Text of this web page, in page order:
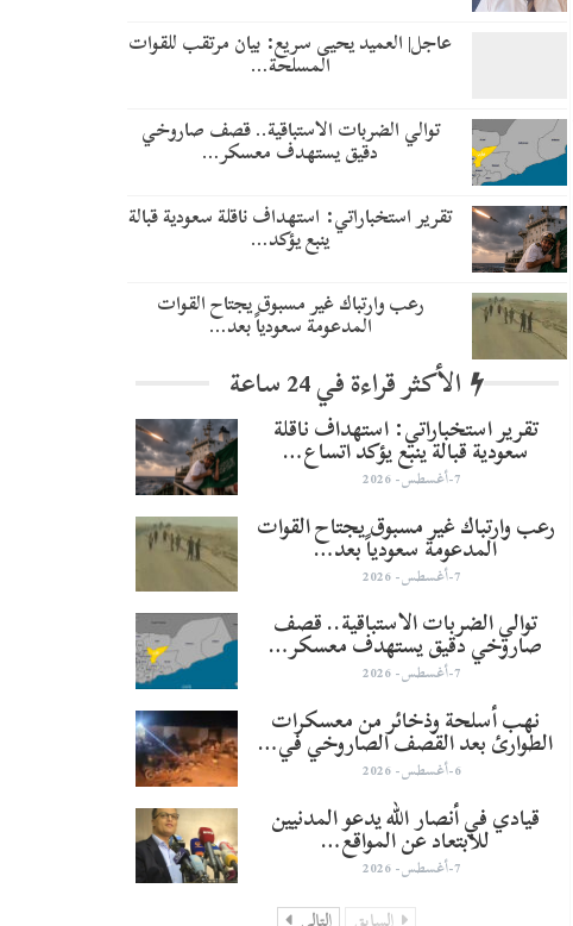
عاجل| العميد يحيى سريع: بيان مرتقب للقوات
المسلحة…
توالي الضربات الاستباقية.. قصف صاروخي
دقيق يستهدف معسكر…
تقرير استخباراتي: استهداف ناقلة سعودية قبالة
ينبع يؤكد…
رعب وارتباك غير مسبوق يجتاح القوات
المدعومة سعودياً بعد…
الأكثر قراءة في 24 ساعة
تقرير استخباراتي: استهداف ناقلة
سعودية قبالة ينبع يؤكد اتساع…
7-أغسطس- 2026
رعب وارتباك غير مسبوق يجتاح القوات
المدعومة سعودياً بعد…
7-أغسطس- 2026
توالي الضربات الاستباقية.. قصف
صاروخي دقيق يستهدف معسكر…
7-أغسطس- 2026
نهب أسلحة وذخائر من معسكرات
الطوارئ بعد القصف الصاروخي في…
6-أغسطس- 2026
قيادي في أنصار الله يدعو المدنيين
للابتعاد عن المواقع…
7-أغسطس- 2026